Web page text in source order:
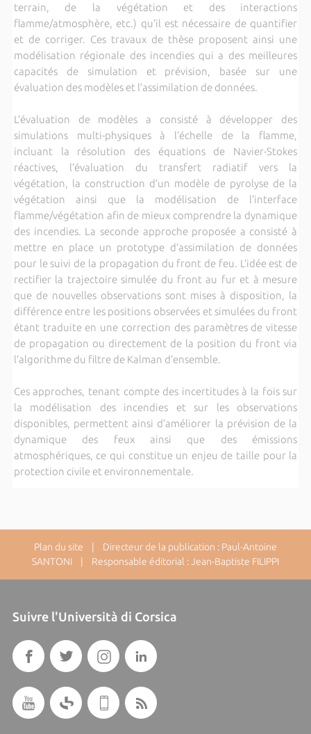
terrain, de la végétation et des interactions
flamme/atmosphère, etc.) qu’il est nécessaire de quantifier
et de corriger. Ces travaux de thèse proposent ainsi une
modélisation régionale des incendies qui a des meilleures
capacités de simulation et prévision, basée sur une
évaluation des modèles et l’assimilation de données.
L’évaluation de modèles a consisté à développer des
simulations multi-physiques à l’échelle de la flamme,
incluant la résolution des équations de Navier-Stokes
réactives, l’évaluation du transfert radiatif vers la
végétation, la construction d’un modèle de pyrolyse de la
végétation ainsi que la modélisation de l’interface
flamme/végétation afin de mieux comprendre la dynamique
des incendies. La seconde approche proposée a consisté à
mettre en place un prototype d’assimilation de données
pour le suivi de la propagation du front de feu. L’idée est de
rectifier la trajectoire simulée du front au fur et à mesure
que de nouvelles observations sont mises à disposition, la
différence entre les positions observées et simulées du front
étant traduite en une correction des paramètres de vitesse
de propagation ou directement de la position du front via
l’algorithme du filtre de Kalman d’ensemble.
Ces approches, tenant compte des incertitudes à la fois sur
la modélisation des incendies et sur les observations
disponibles, permettent ainsi d’améliorer la prévision de la
dynamique des feux ainsi que des émissions
atmosphériques, ce qui constitue un enjeu de taille pour la
protection civile et environnementale.
Plan du site | Directeur de la publication : Paul-Antoine
SANTONI | Responsable éditorial : Jean-Baptiste FILIPPI
Suivre l'Università di Corsica